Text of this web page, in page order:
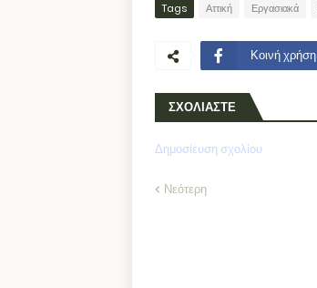
Tags Αττική Εργασιακά
Κοινή χρήση
ΣΧΟΛΙΑΣΤΕ
Δημοσίευση σχολίου
Νεότερη